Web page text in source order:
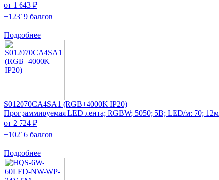
от 1 643 ₽
+12319 баллов
Подробнее
S012070CA4SA1 (RGB+4000K IP20)
Программируемая LED лента; RGBW; 5050; 5В; LED/м: 70;
от 2 724 ₽
+10216 баллов
Подробнее